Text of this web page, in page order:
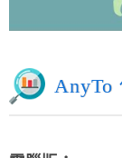
AnyTo